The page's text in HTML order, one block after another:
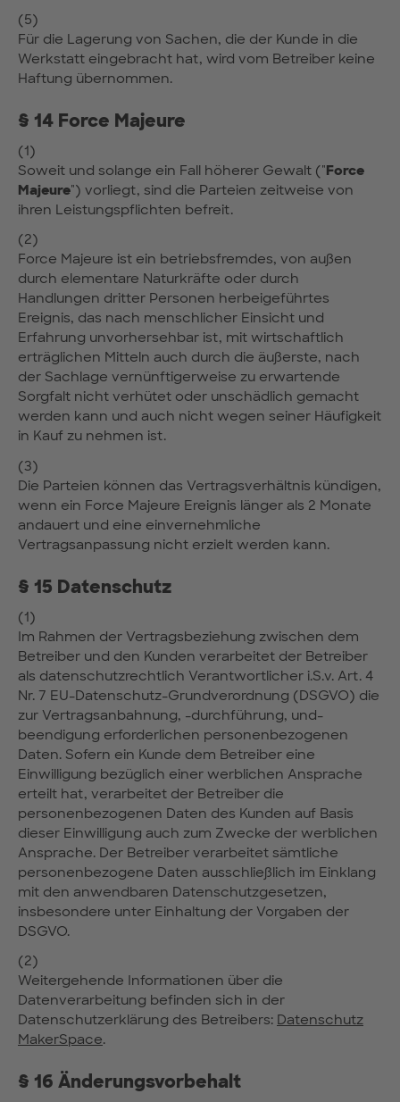
(5)
Für die Lagerung von Sachen, die der Kunde in die
Werkstatt eingebracht hat, wird vom Betreiber keine
Haftung übernommen.
§ 14 Force Majeure
(1)
Soweit und solange ein Fall höherer Gewalt ("Force
Majeure") vorliegt, sind die Parteien zeitweise von
ihren Leistungspflichten befreit.
(2)
Force Majeure ist ein betriebsfremdes, von außen
durch elementare Naturkräfte oder durch
Handlungen dritter Personen herbeigeführtes
Ereignis, das nach menschlicher Einsicht und
Erfahrung unvorhersehbar ist, mit wirtschaftlich
erträglichen Mitteln auch durch die äußerste, nach
der Sachlage vernünftigerweise zu erwartende
Sorgfalt nicht verhütet oder unschädlich gemacht
werden kann und auch nicht wegen seiner Häufigkeit
in Kauf zu nehmen ist.
(3)
Die Parteien können das Vertragsverhältnis kündigen,
wenn ein Force Majeure Ereignis länger als 2 Monate
andauert und eine einvernehmliche
Vertragsanpassung nicht erzielt werden kann.
§ 15 Datenschutz
(1)
Im Rahmen der Vertragsbeziehung zwischen dem
Betreiber und den Kunden verarbeitet der Betreiber
als datenschutzrechtlich Verantwortlicher i.S.v. Art. 4
Nr. 7 EU-Datenschutz-Grundverordnung (DSGVO) die
zur Vertragsanbahnung, -durchführung, und-
beendigung erforderlichen personenbezogenen
Daten. Sofern ein Kunde dem Betreiber eine
Einwilligung bezüglich einer werblichen Ansprache
erteilt hat, verarbeitet der Betreiber die
personenbezogenen Daten des Kunden auf Basis
dieser Einwilligung auch zum Zwecke der werblichen
Ansprache. Der Betreiber verarbeitet sämtliche
personenbezogene Daten ausschließlich im Einklang
mit den anwendbaren Datenschutzgesetzen,
insbesondere unter Einhaltung der Vorgaben der
DSGVO.
(2)
Weitergehende Informationen über die
Datenverarbeitung befinden sich in der
Datenschutzerklärung des Betreibers: Datenschutz
MakerSpace.
§ 16 Änderungsvorbehalt